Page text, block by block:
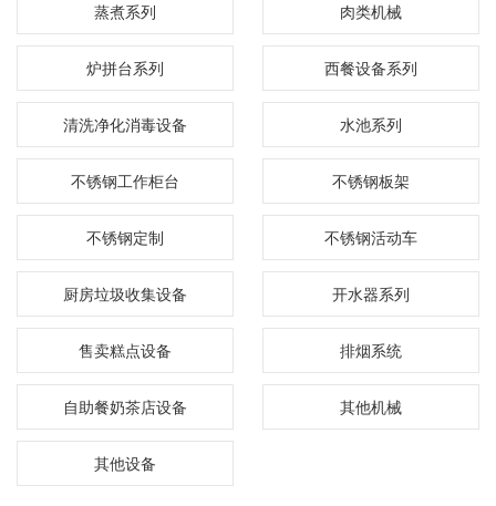
蒸煮系列 肉类机械
炉拼台系列 西餐设备系列
清洗净化消毒设备 水池系列
不锈钢工作柜台 不锈钢板架
不锈钢定制 不锈钢活动车
厨房垃圾收集设备 开水器系列
售卖糕点设备 排烟系统
自助餐奶茶店设备 其他机械
其他设备